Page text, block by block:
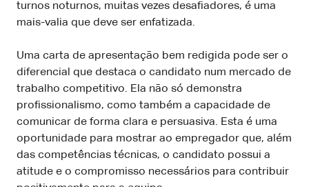
turnos noturnos, muitas vezes desafiadores, é uma
mais-valia que deve ser enfatizada.
Uma carta de apresentação bem redigida pode ser o
diferencial que destaca o candidato num mercado de
trabalho competitivo. Ela não só demonstra
profissionalismo, como também a capacidade de
comunicar de forma clara e persuasiva. Esta é uma
oportunidade para mostrar ao empregador que, além
das competências técnicas, o candidato possui a
atitude e o compromisso necessários para contribuir